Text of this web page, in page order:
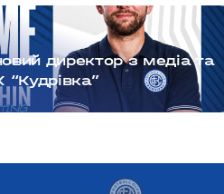
директор з медіа та